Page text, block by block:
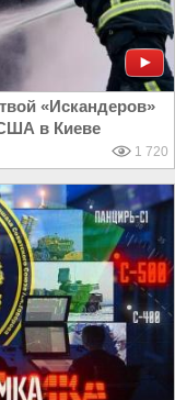
«Искандеров»
в Киеве
1 720